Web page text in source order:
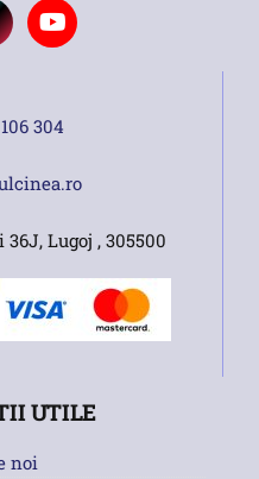
304
Lugoj , 305500
UTILE
noi